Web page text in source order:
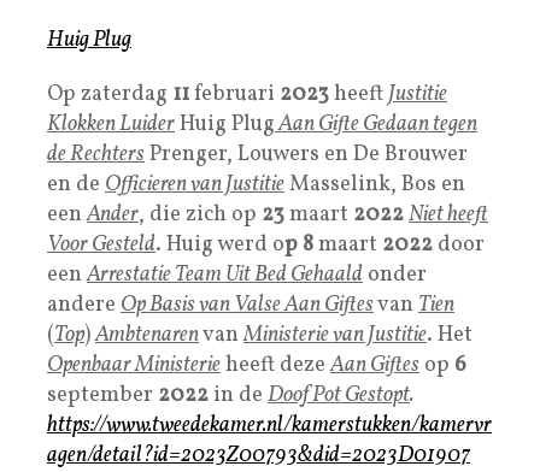
Huig Plug
Op zaterdag 11februari 2023heeftJustitie
Klokken LuiderHuig PlugAan Gifte Gedaan tegen
de RechtersPrenger, Louwers en De Brouwer
en de Officieren van JustitieMasselink, Bos en
eenAnder, die zich op 23maart 2022Niet heeft
Voor Gesteld. Huig werd op 8maart 2022 door
eenArrestatie Team Uit Bed Gehaald onder
andere Op Basis van Valse Aan Giftesvan Tien
(Top)AmbtenarenvanMinisterie van Justitie. Het
Openbaar Ministerieheeft dezeAan Giftes op 6
september 2022 in de Doof Pot Gestopt.
https://www.tweedekamer.nl/kamerstukken/kamervr
agen/detail?id=2023Z00793&did=2023D01907